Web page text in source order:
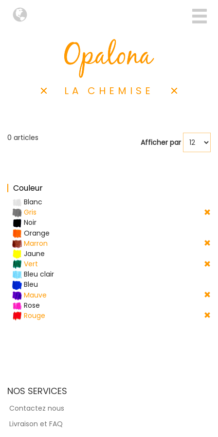
LA CHEMISE
0 articles Afficher par
Couleur
Blanc
Gris
Noir
Orange
Marron
Jaune
Vert
Bleu clair
Bleu
Mauve
Rose
Rouge
NOS SERVICES
Contactez nous
Livraison et FAQ